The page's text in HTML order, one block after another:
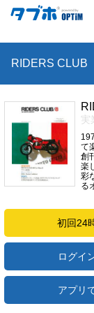
RIDERS CLUB
実
て
創
楽
彩
る
初回24
ログイ
アプリ